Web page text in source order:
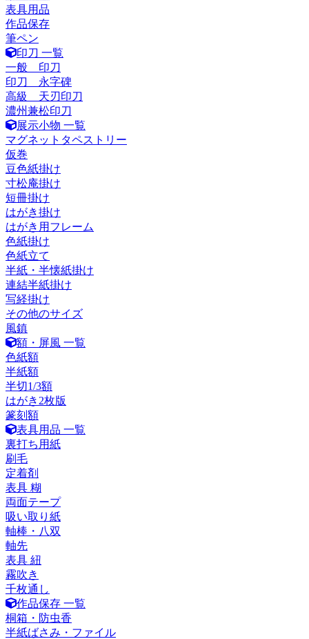
表具用品
作品保存
筆ペン
印刀 一覧
一般 印刀
印刀 永字碑
高級 天刃印刀
濃州兼松印刀
展示小物 一覧
マグネットタペストリー
仮巻
豆色紙掛け
寸松庵掛け
短冊掛け
はがき掛け
はがき用フレーム
色紙掛け
色紙立て
半紙・半懐紙掛け
連結半紙掛け
写経掛け
その他のサイズ
風鎮
額・屏風 一覧
色紙額
半紙額
半切1/3額
はがき2枚版
篆刻額
表具用品 一覧
裏打ち用紙
刷毛
定着剤
表具 糊
両面テープ
吸い取り紙
軸棒・八双
軸先
表具 紐
霧吹き
千枚通し
作品保存 一覧
桐箱・防虫香
半紙ばさみ・ファイル